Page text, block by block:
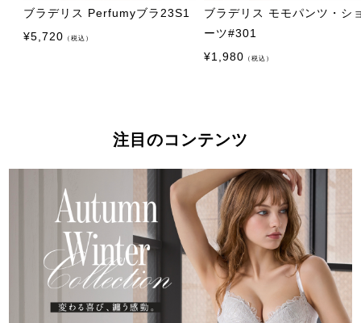
ブラデリス Perfumyブラ23S1
¥5,720 （税込）
ブラデリス モモパンツ・シ
ーツ#301
¥1,980 （税込）
注目のコンテンツ